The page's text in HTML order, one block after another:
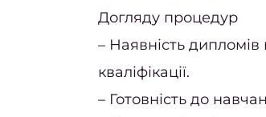
Догляду процедур
– Наявність
кваліфікації.
– Готовність до